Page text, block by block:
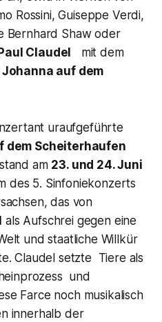
Rossini, Guiseppe Verdi,
Bernhard Shaw oder
Claudel mit dem
Johanna auf dem
uraufgeführte
dem Scheiterhaufen
stand am 23. und 24. Juni
des 5. Sinfoniekonzerts
das von
als Aufschrei gegen eine
und staatliche Willkür
Claudel setzte Tiere als
und
Farce noch musikalisch
innerhalb der